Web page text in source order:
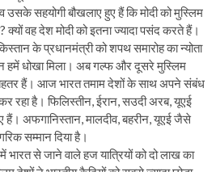
उसके सहयोगी बौखलाए हुए हैं कि मोदी को मुस्लिम
क्यों वह देश मोदी को इतना ज्यादा पसंद करते हैं।
के प्रधानमंत्री को शपथ समारोह का न्योता
हमें धोखा मिला। अब गल्फ और दूसरे मुस्लिम
हैं। आज भारत तमाम देशों के साथ अपने संबंध
रहा है। फिलिस्तीन, ईरान, सउदी अरब, यूएई
अफगानिस्तान, मालदीव, बहरीन, यूएई जैसे
सम्मान दिया है।
भारत से जाने वाले हज यात्रियों को दो लाख का